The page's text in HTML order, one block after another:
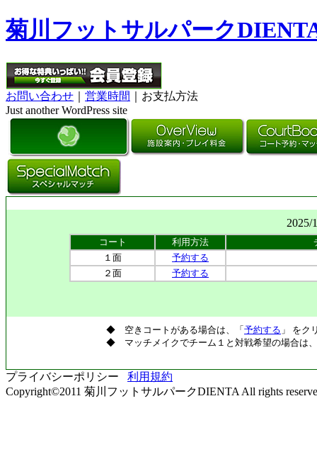
菊川フットサルパーク
お問い合わせ 営業時間
｜お支払方法
Just another WordPress site
2025/
コート 利用方法
１面
予約する
２面
予約する
◆ 空きコートがある場合は、「 予約する 」 をク
◆ マッチメイクでチーム１と対戦希望の場合は
プライバシーポリシー 利用規約
Copyright©2011 菊川フットサルパークDIENTA All rights